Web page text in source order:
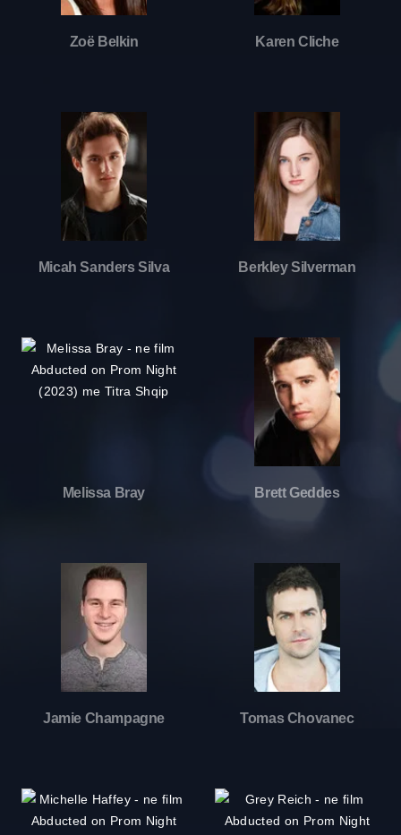
Zoë Belkin Karen Cliche
Micah Sanders Silva Berkley Silverman
Melissa Bray Brett Geddes
Jamie Champagne Tomas Chovanec